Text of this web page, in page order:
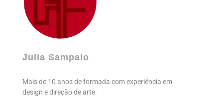
Julia Sampaio
Mais de 10 anos de formada com experiência em
design e direção de arte.